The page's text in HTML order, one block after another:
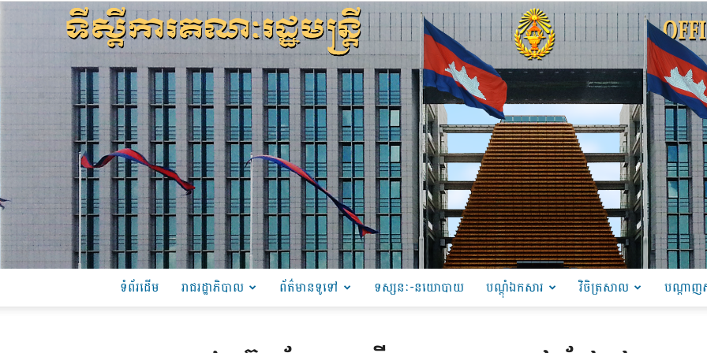
ទំព័រដើម រាជរដ្ឋាភិបាល ព័ត៌មានទូទៅ ទស្សនៈ-នយោបាយ បណ្ដុំឯកសារ វិចិត្រសាល បណ្តាញ